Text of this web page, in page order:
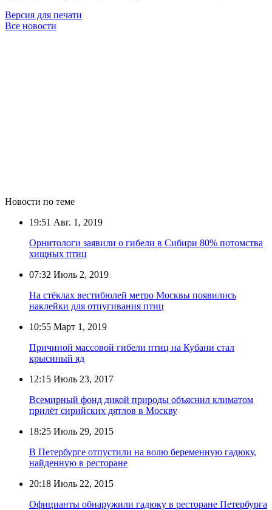
Версия для печати
Все новости
Новости по теме
19:51 Авг. 1, 2019
Орнитологи заявили о гибели в Сибири 80% потомства
хищных птиц
07:32 Июль 2, 2019
На стёклах вестибюлей метро Москвы появились
наклейки для отпугивания птиц
10:55 Март 1, 2019
Причиной массовой гибели птиц на Кубани стал
крысиный яд
12:15 Июль 23, 2017
Всемирный фонд дикой природы объяснил климатом
прилёт сирийских дятлов в Москву
18:25 Июль 29, 2015
В Петербурге отпустили на волю беременную гадюку,
найденную в ресторане
20:18 Июль 22, 2015
Официанты обнаружили гадюку в ресторане Петербурга